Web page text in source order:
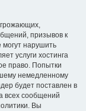
призывов к
нарушить
услуги хостинга
право. Попытки
немедленному
будет поставлен в
всех сообщений
Вы